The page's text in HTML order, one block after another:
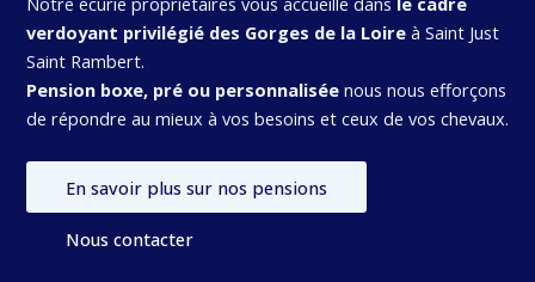
verdoyant privilégié des Gorges de la Loireà Saint Just
Saint Rambert.
Pension boxe, pré ou personnaliséenous nous efforçons
de répondre au mieux à vos besoins et ceux de vos chevaux.
En savoir plus sur nos pensions
Nous contacter